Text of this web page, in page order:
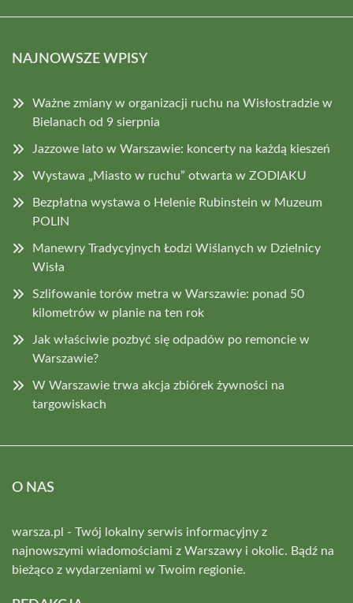
NAJNOWSZE WPISY
Ważne zmiany w organizacji ruchu na Wisłostradzie w
Bielanach od 9 sierpnia
Jazzowe lato w Warszawie: koncerty na każdą kieszeń
Wystawa „Miasto w ruchu” otwarta w ZODIAKU
Bezpłatna wystawa o Helenie Rubinstein w Muzeum
POLIN
Manewry Tradycyjnych Łodzi Wiślanych w Dzielnicy
Wisła
Szlifowanie torów metra w Warszawie: ponad 50
kilometrów w planie na ten rok
Jak właściwie pozbyć się odpadów po remoncie w
Warszawie?
W Warszawie trwa akcja zbiórek żywności na
targowiskach
O NAS
warsza.pl - Twój lokalny serwis informacyjny z
najnowszymi wiadomościami z Warszawy i okolic. Bądź na
bieżąco z wydarzeniami w Twoim regionie.